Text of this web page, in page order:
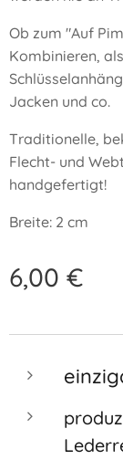
Ob zum "Auf
Kombinieren,
Jacken und co.
Traditionelle,
Flecht- und
handgefertigt!
Breite: 2 cm
6,00 €